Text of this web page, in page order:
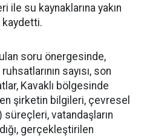
ile su kaynaklarına yakın
soru önergesinde,
sayısı, son
Kavaklı bölgesinde
şirketin bilgileri, çevresel
vatandaşların
gerçekleştirilen